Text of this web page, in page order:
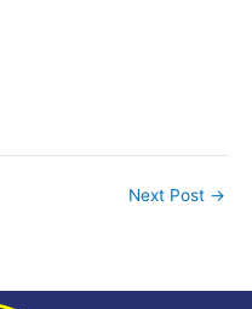
Next Post →